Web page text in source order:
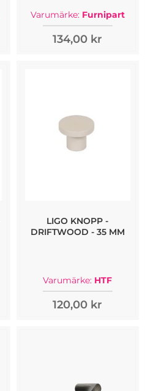
Varumärke: Furnipart
134,00 kr
LIGO KNOPP -
DRIFTWOOD - 35 MM
Varumärke: HTF
120,00 kr